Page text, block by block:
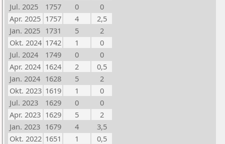
Jul. 2025
1757 0
0
Apr. 2025 1757 4
2,5
Jan. 2025 1731 5
2
Okt. 2024 1742 1
0
Jul. 2024
1749 0
0
Apr. 2024 1624 2
0,5
Jan. 2024 1628 5
2
Okt. 2023 1619 1
0
Jul. 2023
1629 0
0
Apr. 2023 1629 5
2
Jan. 2023 1679 4
3,5
Okt. 2022 1651 1
0,5